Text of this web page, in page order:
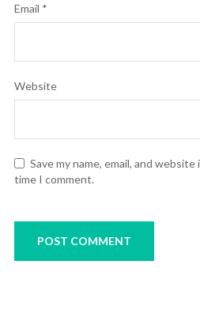
Email *
Website
Save my name, email, and
time I comment.